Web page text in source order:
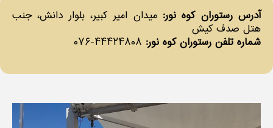
آدرس رستوران کوه نور:میدان امیر کبیر، بلوار دانش، جنب
هتل صدف کیش
شماره تلفن رستوران کوه نور: ۴۴۴۲۴۸۰۸-۰۷۶